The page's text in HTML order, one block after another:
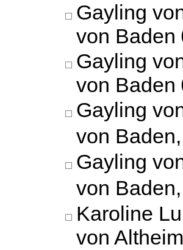
Gayling
von Baden
Gayling
von Baden
Gayling
von Baden,
Gayling
von Baden,
Karoline
von Altheim